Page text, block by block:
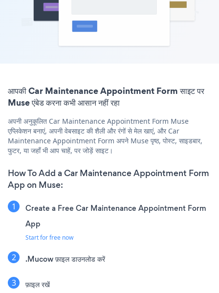
आपकी Car Maintenance Appointment Form साइट पर
Muse एंबेड करना कभी आसान नहीं रहा
अपनी अनुकूलित Car Maintenance Appointment Form Muse
एप्लिकेशन बनाएं, अपनी वेबसाइट की शैली और रंगों से मेल खाएं, और Car
Maintenance Appointment Form अपने Muse पृष्ठ, पोस्ट, साइडबार,
फुटर, या जहाँ भी आप चाहें, पर जोड़ें साइट।
How To Add a Car Maintenance Appointment Form
App on Muse:
Create a Free Car Maintenance Appointment Form
App
Start for free now
.Mucow फ़ाइल डाउनलोड करें
फ़ाइल रखें